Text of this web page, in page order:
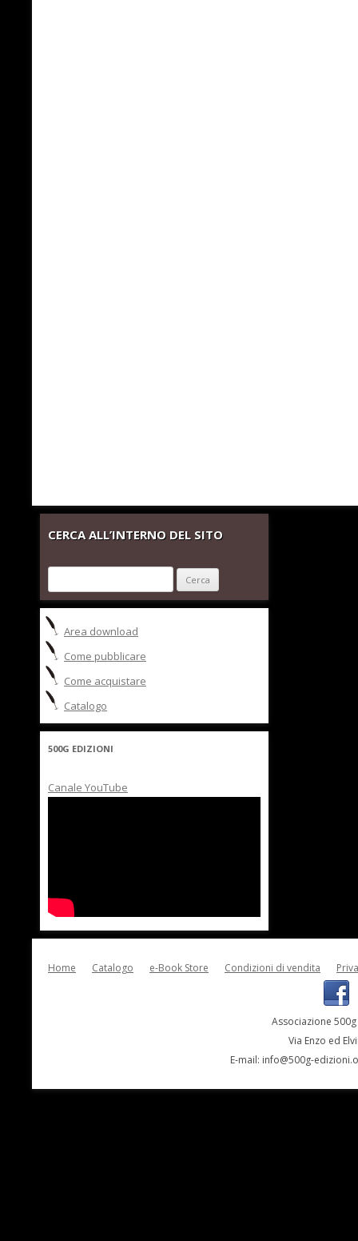
CERCA ALL’INTERNO DEL SITO
per:
Area download
Come pubblicare
Come acquistare
Catalogo
500G EDIZIONI
Canale YouTube
Home Catalogo e-Book Store Condizioni di vendita
Associazione
Via Enzo ed
E-mail: info@500g-